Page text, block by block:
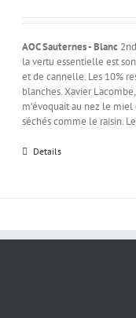
AOC Sauternes - Blanc
la vertu essentielle est
et de cannelle. Les 10%
blanches. Xavier
m’évoquait au nez le
séchés comme le raisin.
Details